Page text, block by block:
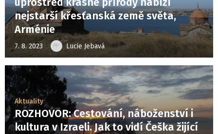
nejstarší křesťanská země světa,
Arménie
7. 8. 2023 Lucie Jebavá
Aktuality
ROZHOVOR: Cestování, náboženství i
kultura v Izraeli. Jak to vidí Češka žijící